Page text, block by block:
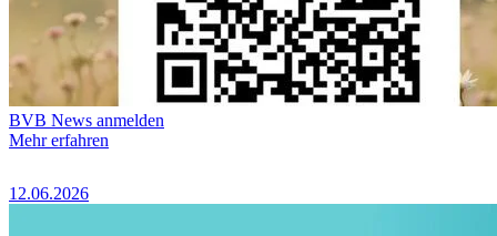
BVB News anmelden
Mehr erfahren
12.06.2026